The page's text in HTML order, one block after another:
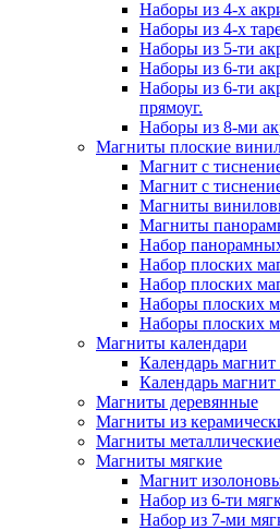
Наборы из 4-х
Наборы из 4-х
Наборы из 5-ти
Наборы из 6-ти
Наборы из 6-ти
прямоуг.
Наборы из 8-ми
Магниты плоские
Магнит с
Магнит с
Магниты
Магниты
Набор
Набор плоских
Набор плоских
Наборы плоских
Наборы плоских
Магниты календари
Календарь
Календарь магнит
Магниты деревянные
Магниты из
Магниты
Магниты мягкие
Магнит
Набор из 6-ти
Набор из 7-ми